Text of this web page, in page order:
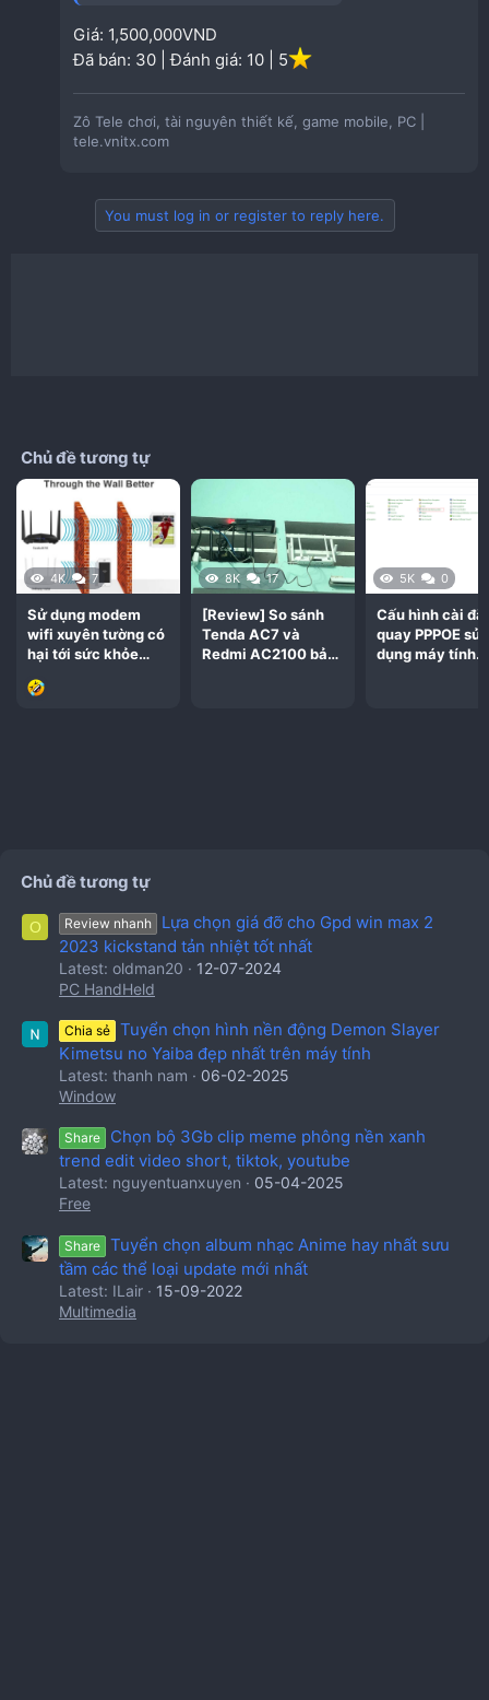
Giá: 1,500,000VND
Đã bán: 30 | Đánh giá: 10 | 5
Zô Tele chơi, tài nguyên thiết kế, game mobile, PC |
tele.vnitx.com
You must log in or register to reply here.
Chủ đề tương tự
4K 7
Sử dụng modem
wifi xuyên tường có
hại tới sức khỏe
8K 17
[Review] So sánh
Tenda AC7 và
Redmi AC2100 bản
5K 0
Cấu hình cài đặt
quay PPPOE sử
dụng máy tính
Chủ đề tương tự
O Review nhanh
Lựa chọn giá đỡ cho Gpd win max 2
2023 kickstand tản nhiệt tốt nhất
Latest: oldman20
12-07-2024
PC HandHeld
Chia sẻ
Tuyển chọn hình nền động Demon Slayer
Kimetsu no Yaiba đẹp nhất trên máy tính
Latest: thanh nam
06-02-2025
Window
Share
Chọn bộ 3Gb clip meme phông nền xanh
trend edit video short, tiktok, youtube
Latest: nguyentuanxuyen
05-04-2025
Free
Share
Tuyển chọn album nhạc Anime hay nhất sưu
tầm các thể loại update mới nhất
Latest: ILair
15-09-2022
Multimedia